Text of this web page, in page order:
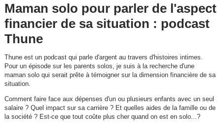
Maman solo pour parler de l'aspect
financier de sa situation : podcast
Thune
Thune est un podcast qui parle d'argent au travers d'histoires intimes.
Pour un épisode sur les parents solos, je suis à la recherche d'une
maman solo qui serait prête à témoigner sur la dimension financière de sa
situation.
Comment faire face aux dépenses d'un ou plusieurs enfants avec un seul
salaire ? Quel impact sur sa carrière ? Et quelles aides de la famille ou de
la société ? Est-ce que tout coûte plus cher quand on est en solo...?